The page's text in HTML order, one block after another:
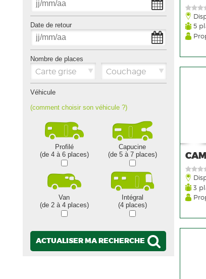
Date de retour
Nombre de places
Carte grise Couchage
Véhicule
(comment choisir son véhicule ?)
Profilé
(de 4 à 6 places)
Capucine
(de 5 à 7 places)
Van
(de 2 à 4 places)
Intégral
(4 places)
ACTUALISER MA RECHERCHE
5
3